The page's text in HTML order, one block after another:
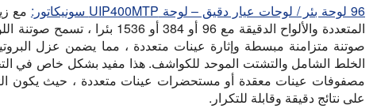
96 لوحة بئر / لوحات عيار دقيق – لوحة UIP400MTP سونيكاتور:
مع
صوتنة متزامنة مبسطة وإثارة عينات متعددة ، مما يضمن عزل
الخلط الشامل والتشتت الموحد للكواشف. هذا مفيد بشكل خاص في
مصفوفات عينات معقدة أو مستحضرات عينات متعددة ، حيث يكون
على نتائج دقيقة وقابلة للتكرار.